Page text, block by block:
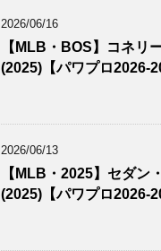
2026/06/16
【MLB・BOS】コネリ
(2025)【パワプロ2026-
2026/06/13
【MLB・2025】セダン
(2025)【パワプロ2026-